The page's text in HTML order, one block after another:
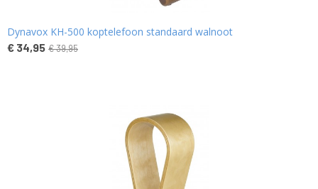
Dynavox KH-500 koptelefoon standaard walnoot
€ 34,95 € 39,95